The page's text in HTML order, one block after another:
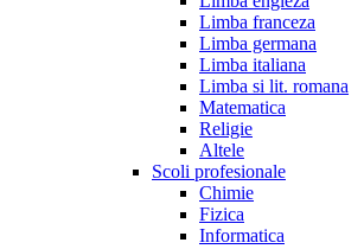
Limba franceza
Limba germana
Limba italiana
Limba si lit. romana
Matematica
Religie
Altele
Scoli profesionale
Chimie
Fizica
Informatica